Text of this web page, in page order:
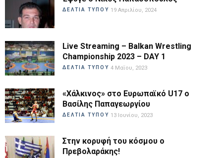
ΔΕΛΤΙΑ ΤΥΠΟΥ 19 Απριλίου, 2024
Live Streaming – Balkan Wrestling
Championship 2023 – DAY 1
ΔΕΛΤΙΑ ΤΥΠΟΥ 4 Μαΐου, 2023
«Χάλκινος» στο Ευρωπαϊκό U17 ο
Βασίλης Παπαγεωργίου
ΔΕΛΤΙΑ ΤΥΠΟΥ 13 Ιουνίου, 2023
Στην κορυφή του κόσμου ο
Πρεβολαράκης!